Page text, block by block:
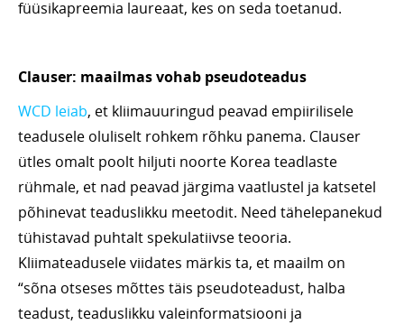
füüsikapreemia laureaat, kes on seda toetanud.
Clauser: maailmas vohab pseudoteadus
WCD leiab, et kliimauuringud peavad empiirilisele
teadusele oluliselt rohkem rõhku panema. Clauser
ütles omalt poolt hiljuti noorte Korea teadlaste
rühmale, et nad peavad järgima vaatlustel ja katsetel
põhinevat teaduslikku meetodit. Need tähelepanekud
tühistavad puhtalt spekulatiivse teooria.
Kliimateadusele viidates märkis ta, et maailm on
“sõna otseses mõttes täis pseudoteadust, halba
teadust, teaduslikku valeinformatsiooni ja